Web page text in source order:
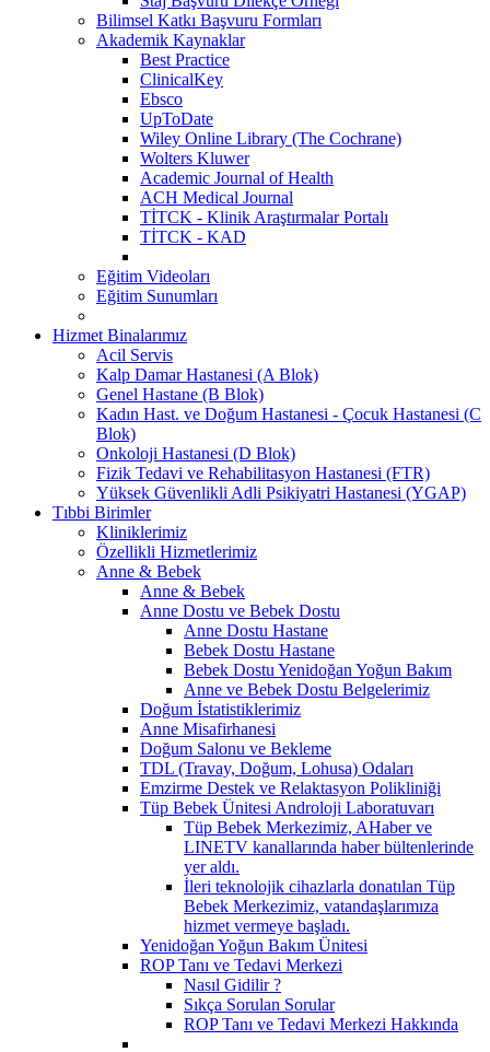
Bilimsel Katkı Başvuru Formları
Akademik Kaynaklar
Best Practice
ClinicalKey
Ebsco
UpToDate
Wiley Online Library (The Cochrane)
Wolters Kluwer
Academic Journal of Health
ACH Medical Journal
TİTCK - Klinik Araştırmalar Portalı
TİTCK - KAD
Eğitim Videoları
Eğitim Sunumları
Hizmet Binalarımız
Acil Servis
Kalp Damar Hastanesi (A Blok)
Genel Hastane (B Blok)
Kadın Hast. ve Doğum Hastanesi - Çocuk Hastanesi (C
Blok)
Onkoloji Hastanesi (D Blok)
Fizik Tedavi ve Rehabilitasyon Hastanesi (FTR)
Yüksek Güvenlikli Adli Psikiyatri Hastanesi (YGAP)
Tıbbi Birimler
Kliniklerimiz
Özellikli Hizmetlerimiz
Anne & Bebek
Anne & Bebek
Anne Dostu ve Bebek Dostu
Anne Dostu Hastane
Bebek Dostu Hastane
Bebek Dostu Yenidoğan Yoğun Bakım
Anne ve Bebek Dostu Belgelerimiz
Doğum İstatistiklerimiz
Anne Misafirhanesi
Doğum Salonu ve Bekleme
TDL (Travay, Doğum, Lohusa) Odaları
Emzirme Destek ve Relaktasyon Polikliniği
Tüp Bebek Ünitesi Androloji Laboratuvarı
Tüp Bebek Merkezimiz, AHaber ve
LINETV kanallarında haber bültenlerinde
yer aldı.
İleri teknolojik cihazlarla donatılan Tüp
Bebek Merkezimiz, vatandaşlarımıza
hizmet vermeye başladı.
Yenidoğan Yoğun Bakım Ünitesi
ROP Tanı ve Tedavi Merkezi
Nasıl Gidilir ?
Sıkça Sorulan Sorular
ROP Tanı ve Tedavi Merkezi Hakkında